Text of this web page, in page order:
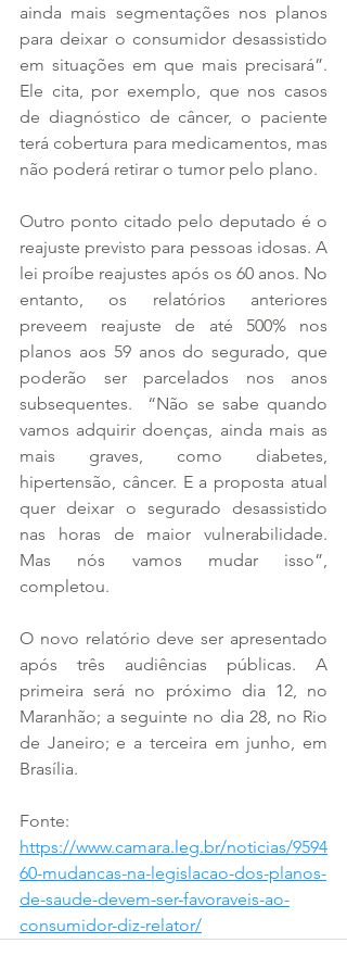
ainda mais segmentações nos planos
para deixar o consumidor desassistido
em situações em que mais precisará”.
Ele cita, por exemplo, que nos casos
de diagnóstico de câncer, o paciente
terá cobertura para medicamentos, mas
não poderá retirar o tumor pelo plano.
Outro ponto citado pelo deputado é o
reajuste previsto para pessoas idosas. A
lei proíbe reajustes após os 60 anos. No
entanto, os relatórios anteriores
preveem reajuste de até 500% nos
planos aos 59 anos do segurado, que
poderão ser parcelados nos anos
subsequentes.  “Não se sabe quando
vamos adquirir doenças, ainda mais as
mais graves, como diabetes,
hipertensão, câncer. E a proposta atual
quer deixar o segurado desassistido
nas horas de maior vulnerabilidade.
Mas nós vamos mudar isso”,
completou.
O novo relatório deve ser apresentado
após três audiências públicas. A
primeira será no próximo dia 12, no
Maranhão; a seguinte no dia 28, no Rio
de Janeiro; e a terceira em junho, em
Brasília.
Fonte:
https://www.camara.leg.br/noticias/9594
60-mudancas-na-legislacao-dos-planos-
de-saude-devem-ser-favoraveis-ao-
consumidor-diz-relator/